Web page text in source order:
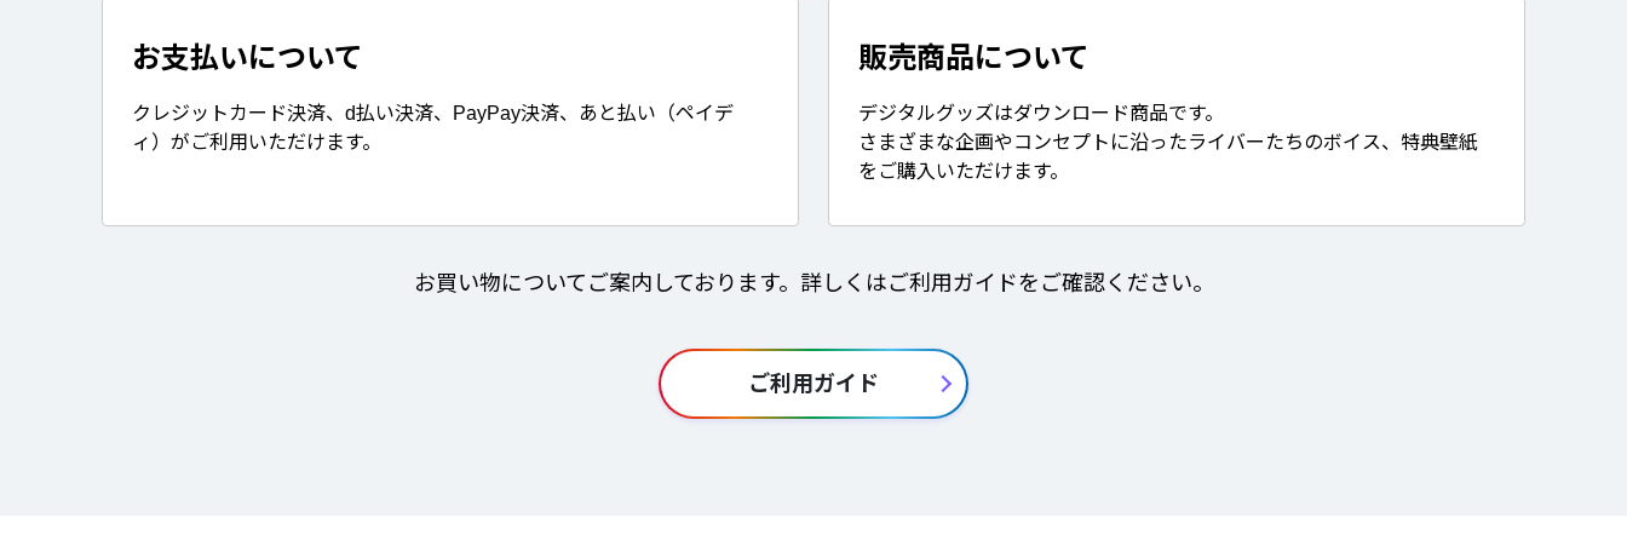
お支払いについて
クレジットカード決済、d払い決済、PayPay決済、あと払い（ペイデ
ィ）がご利用いただけます。
販売商品について
デジタルグッズはダウンロード商品です。
さまざまな企画やコンセプトに沿ったライバーたちのボイス、特典壁紙
をご購入いただけます。
お買い物についてご案内しております。詳しくはご利用ガイドをご確認ください。
ご利用ガイド